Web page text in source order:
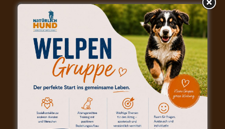
6197 Schangnau
079 / 569 98 82
mail@natuerlich-hund.ch